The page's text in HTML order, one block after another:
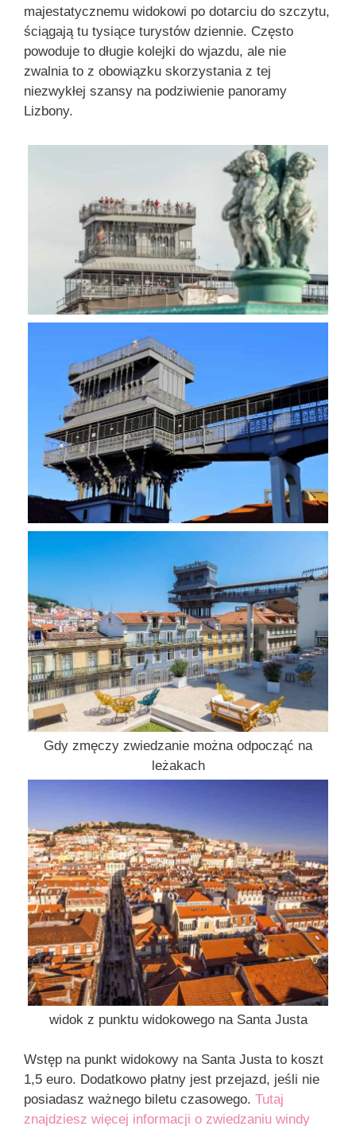
majestatycznemu widokowi po dotarciu do szczytu,
ściągają tu tysiące turystów dziennie. Często
powoduje to długie kolejki do wjazdu, ale nie
zwalnia to z obowiązku skorzystania z tej
niezwykłej szansy na podziwienie panoramy
Lizbony.
Gdy zmęczy zwiedzanie można odpocząć na
leżakach
widok z punktu widokowego na Santa Justa
Wstęp na punkt widokowy na Santa Justa to koszt
1,5 euro. Dodatkowo płatny jest przejazd, jeśli nie
posiadasz ważnego biletu czasowego. Tutaj
znajdziesz więcej informacji o zwiedzaniu windy